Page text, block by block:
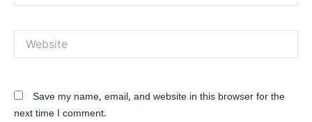
Save my name, email, and website in this browser for the
next time I comment.